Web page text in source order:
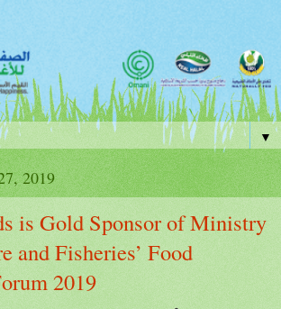
▼
2019
is Gold Sponsor of Ministry
and Fisheries’ Food
2019